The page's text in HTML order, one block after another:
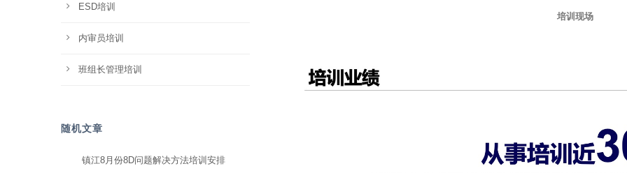
培训现场
ESD培训
内审员培训
班组长管理培训
随机文章
镇江8月份8D问题解决方法培训安排